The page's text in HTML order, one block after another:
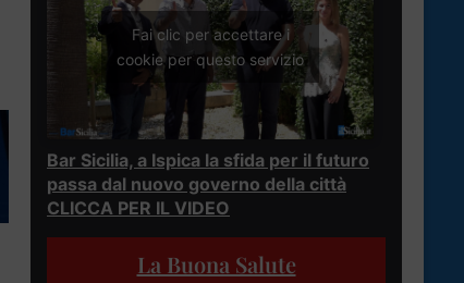
Fai clic per accettare i
cookie per questo servizio
Bar Sicilia, a Ispica la sfida per il futuro
passa dal nuovo governo della città
CLICCA PER IL VIDEO
La Buona Salute